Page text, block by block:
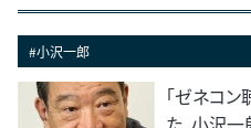
#小沢一郎
「ゼネコ